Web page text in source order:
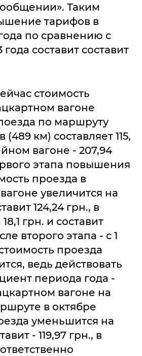
Таким
тарифов в
по сравнению с
составит составит
стоимость
вагоне
по маршруту
(489 км) составляет 115,
вагоне - 207,94
этапа повышения
проезда в
увеличится на
124,24 грн., в
грн. и составит
второго этапа - с 1
проезда
ведь действовать
периода года -
вагоне на
в октябре
уменьшится на
- 119,97 грн., в